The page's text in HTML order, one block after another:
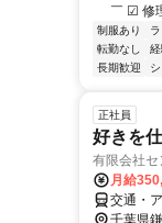
￣ ☑ 修
制服あり
転勤なし
長期歓迎
正社員
好きを
有限会社
月給
交通・
千葉県